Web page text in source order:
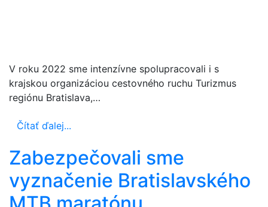
V roku 2022 sme intenzívne spolupracovali i s
krajskou organizáciou cestovného ruchu Turizmus
regiónu Bratislava,…
Čítať ďalej...
Zabezpečovali sme
vyznačenie Bratislavského